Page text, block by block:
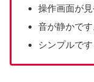
操作画面が見
音が静かです
シンプルで